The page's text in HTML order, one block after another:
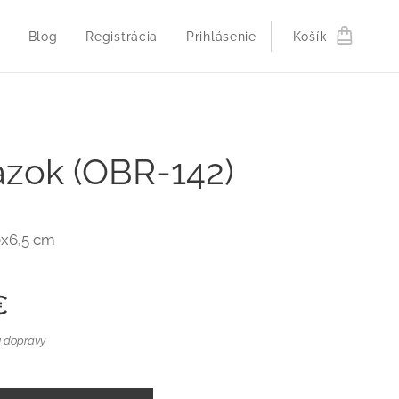
Blog Registrácia Prihlásenie Košík
(OBR-142)
cm
dopravy